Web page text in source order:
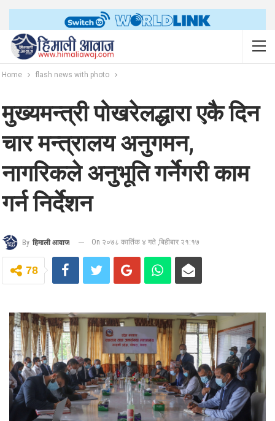
Home flash news with photo
मुख्यमन्त्री पोखरेलद्धारा एकै दिन
चार मन्त्रालय अनुगमन,
नागरिकले अनुभूति गर्नेगरी काम
गर्न निर्देशन
By हिमाली आवाज On २०७८ कार्तिक ४ गते ,बिहीबार २१:१७
78